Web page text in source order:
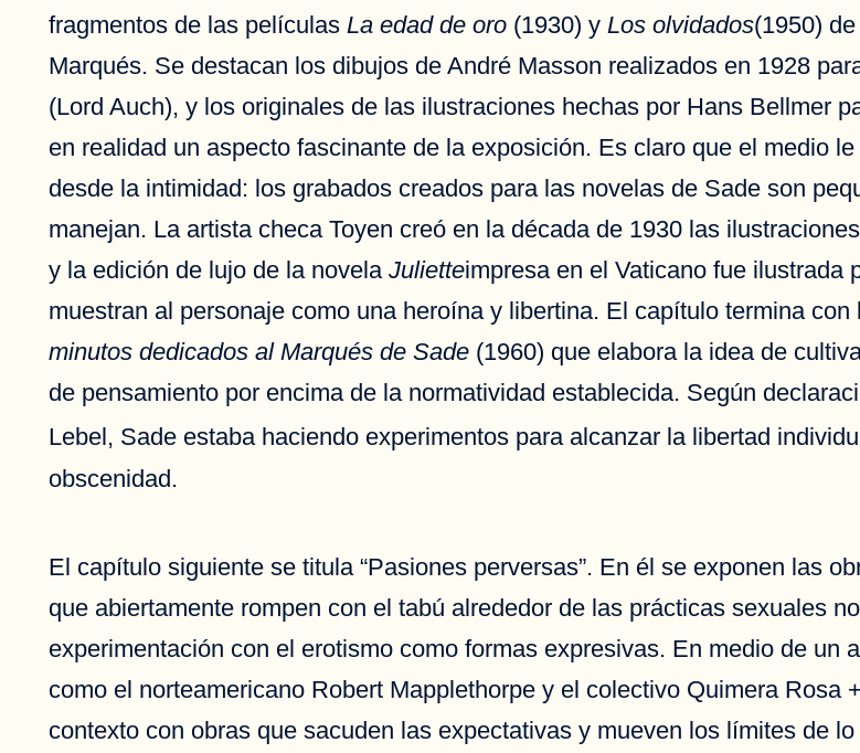
fragmentos de las películas La edad de oro (1930) y Los olvidados(1950)
Marqués. Se destacan los dibujos de André Masson realizados en 1928
(Lord Auch), y los originales de las ilustraciones hechas por Hans Bellmer
en realidad un aspecto fascinante de la exposición. Es claro que el medio
desde la intimidad: los grabados creados para las novelas de Sade son
manejan. La artista checa Toyen creó en la década de 1930 las
y la edición de lujo de la novela Julietteimpresa en el Vaticano fue ilustrada
muestran al personaje como una heroína y libertina. El capítulo termina
minutos dedicados al Marqués de Sade (1960) que elabora la idea de
de pensamiento por encima de la normatividad establecida. Según
Lebel, Sade estaba haciendo experimentos para alcanzar la libertad
obscenidad.
El capítulo siguiente se titula “Pasiones perversas”. En él se exponen las
que abiertamente rompen con el tabú alrededor de las prácticas sexuales
experimentación con el erotismo como formas expresivas. En medio de un
como el norteamericano Robert Mapplethorpe y el colectivo Quimera Rosa
contexto con obras que sacuden las expectativas y mueven los límites de